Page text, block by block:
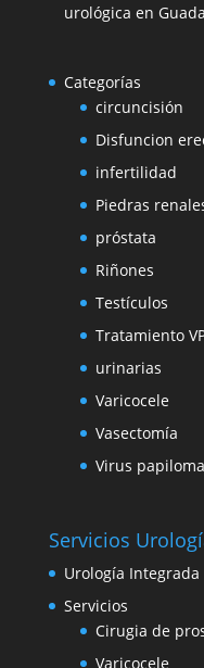
urológica en
Categorías
circuncisión
Disfuncion
infertilidad
Piedras
próstata
Riñones
Testículos
Tratamiento
urinarias
Varicocele
Vasectomía
Virus
Servicios
Urología Integrada
Servicios
Cirugia de
Varicocele